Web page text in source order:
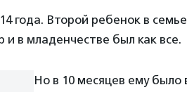
года. Второй ребенок в
и в младенчестве был как все.
Но в 10 месяцев ему было